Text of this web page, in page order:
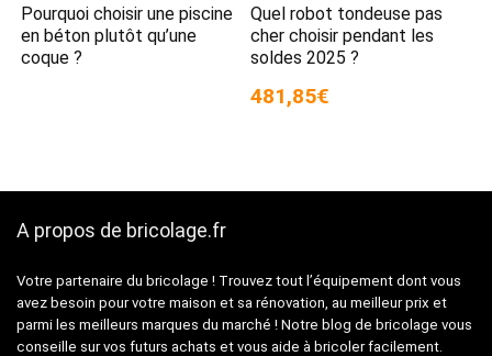
Pourquoi choisir une piscine
en béton plutôt qu’une
coque ?
Quel robot tondeuse pas
cher choisir pendant les
soldes 2025 ?
481,85€
A propos de bricolage.fr
Votre partenaire du bricolage ! Trouvez tout l’équipement dont vous
avez besoin pour votre maison et sa rénovation, au meilleur prix et
parmi les meilleurs marques du marché ! Notre blog de bricolage vous
conseille sur vos futurs achats et vous aide à bricoler facilement.